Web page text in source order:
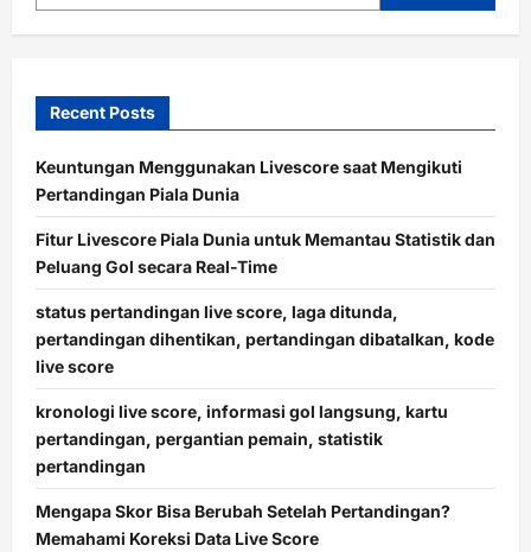
Recent Posts
Keuntungan Menggunakan Livescore saat Mengikuti
Pertandingan Piala Dunia
Fitur Livescore Piala Dunia untuk Memantau Statistik dan
Peluang Gol secara Real-Time
status pertandingan live score, laga ditunda,
pertandingan dihentikan, pertandingan dibatalkan, kode
live score
kronologi live score, informasi gol langsung, kartu
pertandingan, pergantian pemain, statistik
pertandingan
Mengapa Skor Bisa Berubah Setelah Pertandingan?
Memahami Koreksi Data Live Score